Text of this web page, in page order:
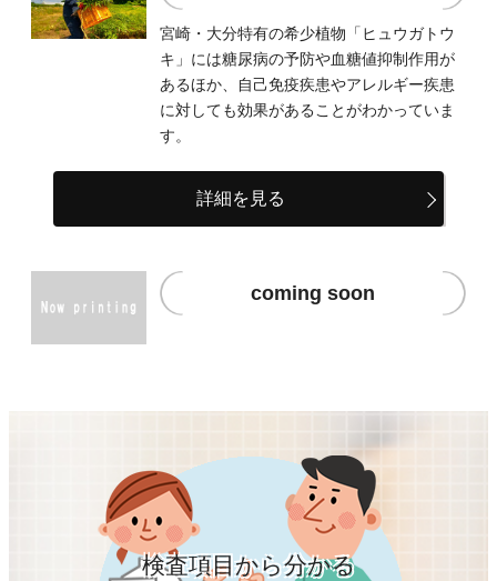
宮崎・大分特有の希少植物「ヒュウガトウ
キ」には糖尿病の予防や血糖値抑制作用が
あるほか、自己免疫疾患やアレルギー疾患
に対しても効果があることがわかっていま
す。
詳細を見る
coming soon
検査項目から分かる